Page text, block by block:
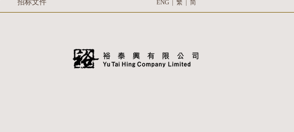
​招标文件 ENG | 繁 | 简